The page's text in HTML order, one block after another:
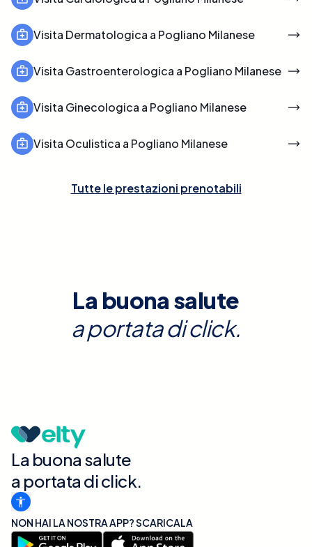
Visita Dermatologica a Pogliano Milanese
Visita Gastroenterologica a Pogliano Milanese
Visita Ginecologica a Pogliano Milanese
Visita Oculistica a Pogliano Milanese
Tutte le prestazioni prenotabili
La buona salute
a portata di click.
La buona salute
a portata di click.
NON HAI LA NOSTRA APP? SCARICALA